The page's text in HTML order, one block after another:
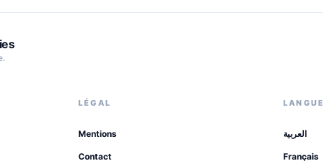
LÉGAL
Mentions
Contact
العربية
Français